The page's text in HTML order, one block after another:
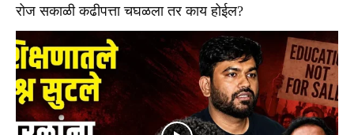
रोज सकाळी कढीपत्ता चघळला तर काय होईल?